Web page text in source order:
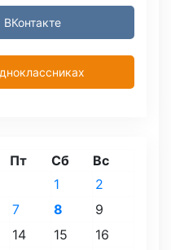
Пт Сб Вс
1
2
7 8
9
14 15
16